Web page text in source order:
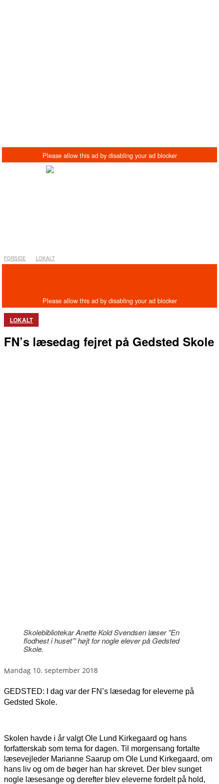
FORSIDE LOKALT
LOKALT
FN’s læsedag fejret på Gedsted Skole
Skolebibliotekar Anette Kold Svendsen læser ”En
flodhest i huset’” højt for nogle elever på Gedsted
Skole.
mandag 10. september 2018
GEDSTED: I dag var der FN’s læsedag for eleverne på
Gedsted Skole.
Skolen havde i år valgt Ole Lund Kirkegaard og hans
forfatterskab som tema for dagen. Til morgensang fortalte
læsevejleder Marianne Saarup om Ole Lund Kirkegaard, om
hans liv og om de bøger han har skrevet. Der blev sunget
nogle læsesange og derefter blev eleverne fordelt på hold,